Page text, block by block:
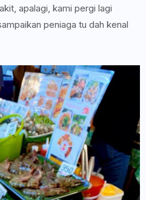
apalagi, kami pergi lagi
peniaga tu dah kenal